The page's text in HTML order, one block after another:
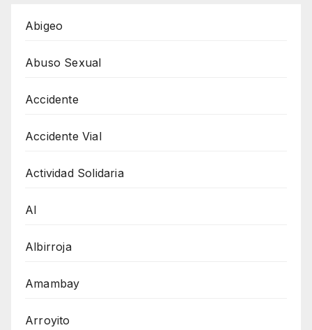
Abigeo
Abuso Sexual
Accidente
Accidente Vial
Actividad Solidaria
AI
Albirroja
Amambay
Arroyito